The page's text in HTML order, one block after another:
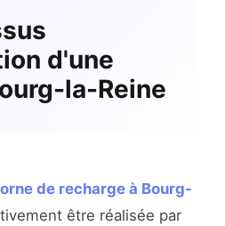
d'une
la-Reine
de recharge à Bourg-
être réalisée par